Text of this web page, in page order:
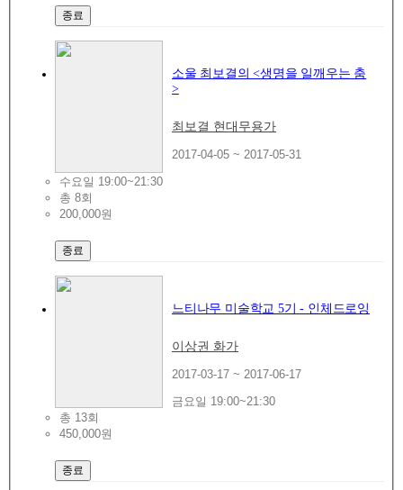
종료
소울 최보결의 <생명을 일깨우는 춤
>
최보결 현대무용가
2017-04-05 ~ 2017-05-31
수요일 19:00~21:30
총 8회
200,000원
종료
느티나무 미술학교 5기 - 인체드로잉
이상권 화가
2017-03-17 ~ 2017-06-17
금요일 19:00~21:30
총 13회
450,000원
종료